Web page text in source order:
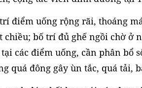
điểm uống rộng rãi, thoáng
chiều; bố trí đủ ghế ngồi chờ ở
các điểm uống, cần phân bổ
quá đông gây ùn tắc, quá tải,